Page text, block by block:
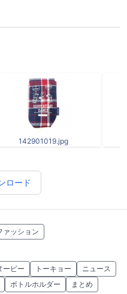
142901019.jpg
ロード
ァッション
ーピー トーキョー
ニュース
ボトルホルダー
まとめ